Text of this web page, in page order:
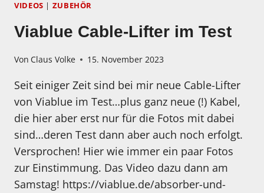
VIDEOS | ZUBEHÖR
Viablue Cable-Lifter im Test
Von Claus Volke 15. November 2023
Seit einiger Zeit sind bei mir neue Cable-Lifter
von Viablue im Test…plus ganz neue (!) Kabel,
die hier aber erst nur für die Fotos mit dabei
sind…deren Test dann aber auch noch erfolgt.
Versprochen! Hier wie immer ein paar Fotos
zur Einstimmung. Das Video dazu dann am
Samstag! https://viablue.de/absorber-und-